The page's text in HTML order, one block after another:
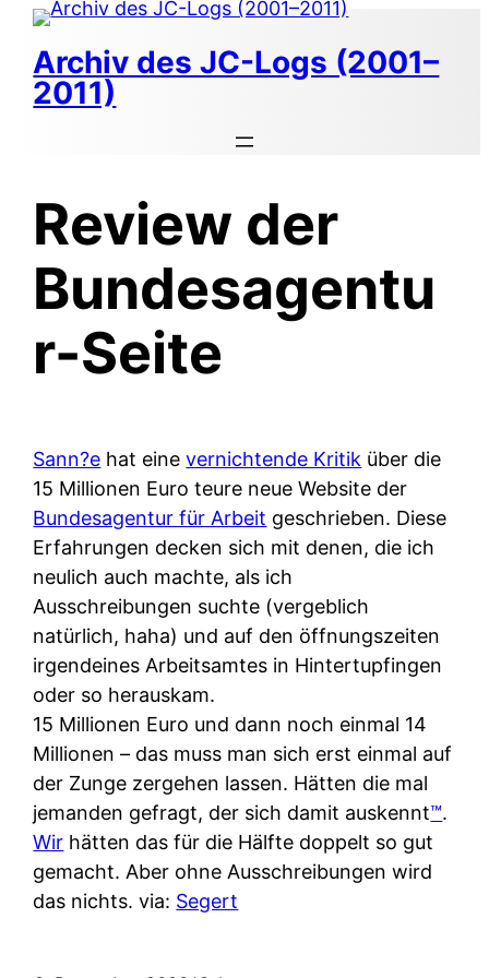
Zum
Inhalt
springen
Archiv des JC-Logs (2001–
2011)
Review der
Bundesagentu
r-Seite
Sann?e hat einevernichtende Kritik über die
15 Millionen Euro teure neue Website der
Bundesagentur für Arbeit geschrieben. Diese
Erfahrungen decken sich mit denen, die ich
neulich auch machte, als ich
Ausschreibungen suchte (vergeblich
natürlich, haha) und auf den öffnungszeiten
irgendeines Arbeitsamtes in Hintertupfingen
oder so herauskam.
15 Millionen Euro und dann noch einmal 14
Millionen – das muss man sich erst einmal auf
der Zunge zergehen lassen. Hätten die mal
jemanden gefragt, der sich damit auskennt™.
Wir hätten das für die Hälfte doppelt so gut
gemacht. Aber ohne Ausschreibungen wird
das nichts. via: Segert